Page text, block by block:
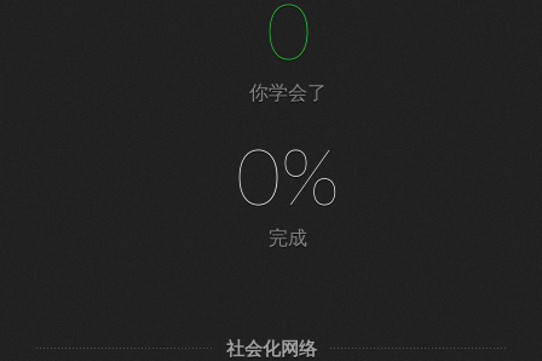
0
你学会了
0%
完成
社会化网络